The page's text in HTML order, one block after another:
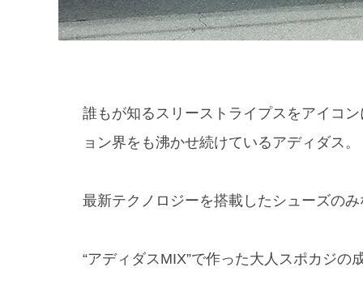
誰もが知るスリーストライプスをアイコ
ョン界をも沸かせ続けているアディダス。
最新テクノロジーを搭載したシューズの
“アディダスMIX”で作った大人スポカジの